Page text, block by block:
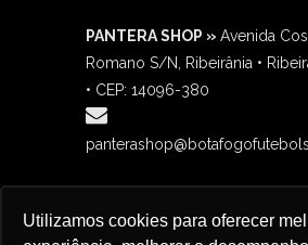
Utilizamos cookies para oferecer
PANTERA SHOP » Avenida
Romano S/N, Ribeirânia •
• CEP: 14096-380
Romano S/N, Ribeirânia •